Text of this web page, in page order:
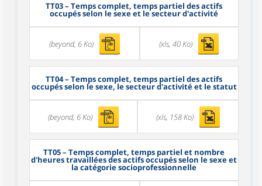
TT03– Temps complet, temps partiel des actifs
occupés selon le sexe et le secteur d'activité
(beyond, 6 Ko) (xls, 40 Ko)
TT04– Temps complet, temps partiel des actifs
occupés selon le sexe, le secteur d'activité et le statut
(beyond, 6 Ko) (xls, 158 Ko)
TT05– Temps complet, temps partiel et nombre
d'heures travaillées des actifs occupés selon le sexe et
la catégorie socioprofessionnelle